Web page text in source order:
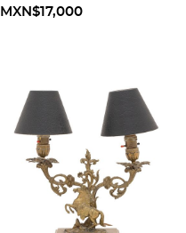
de cuerda y péndulo,
MXN$17,000